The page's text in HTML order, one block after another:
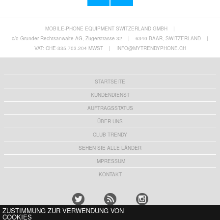
iPhone 14 Pro Hybrid Hülle mit Spiegel und
Kartenhalter - Schwarz
iPhone 14 Tech-Protect Magmat Hülle -
MagSafe-kompatibel - Schwarz / Durchsichtig
11,90 CHF
MOBILE-PHONE EQUIPMENT SWITZERLAND GMBH
|
c/o Grunder Rechtsanwälte AG, Zugerstrasse 32
| 6340 BAAR, SWITZERLAND
|
VAT: CHE-335.703.204 MWST
| INFO@MYTRENDYPHONE.CH
STARTSEITE
KUNDENDIENST
AUFTRAGSSTATUS
ÜBER UNS
CLUB TRENDY
SEHEN SIE ALLE LÄNDER
IMPRESSUM
KONTAKT
ZUSTIMMUNG ZUR VERWENDUNG VON
COOKIES